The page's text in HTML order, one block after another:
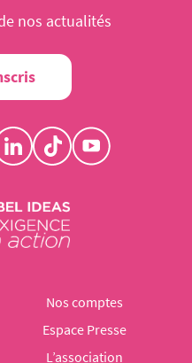
nos actualités
Nos comptes
Espace Presse
L’association